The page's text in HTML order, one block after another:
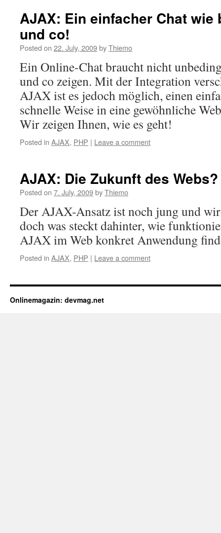
AJAX: Ein einfacher Chat wie
und co!
Posted on 22. July, 2009byThiemo
Ein Online-Chat braucht nicht
und co zeigen. Mit der Integration
AJAX ist es jedoch möglich, einen
schnelle Weise in eine gewöhnliche
Wir zeigen Ihnen, wie es geht!
Posted in AJAX, PHP | Leave a comment
AJAX: Die Zukunft des Webs?
Posted on 7. July, 2009byThiemo
Der AJAX-Ansatz ist noch jung und
doch was steckt dahinter, wie
AJAX im Web konkret Anwendung
Posted in AJAX, PHP | Leave a comment
Onlinemagazin: devmag.net